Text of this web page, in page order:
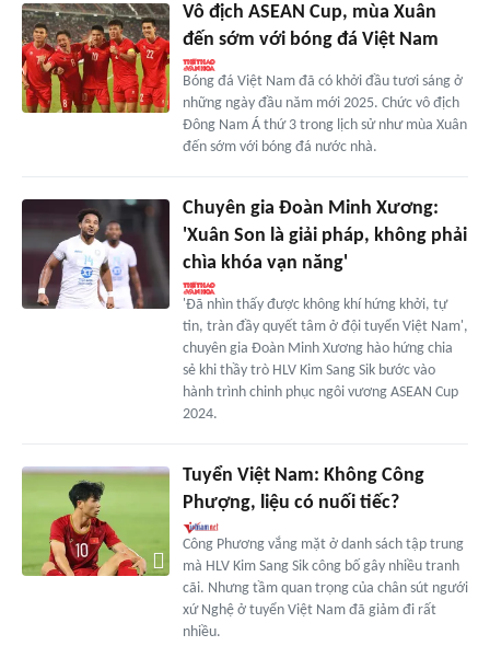
Vô địch ASEAN Cup, mùa Xuân
đến sớm với bóng đá Việt Nam
Bóng đá Việt Nam đã có khởi đầu tươi sáng ở
những ngày đầu năm mới 2025. Chức vô địch
Đông Nam Á thứ 3 trong lịch sử như mùa Xuân
đến sớm với bóng đá nước nhà.
Chuyên gia Đoàn Minh Xương:
'Xuân Son là giải pháp, không phải
chìa khóa vạn năng'
'Đã nhìn thấy được không khí hứng khởi, tự
tin, tràn đầy quyết tâm ở đội tuyển Việt Nam',
chuyên gia Đoàn Minh Xương hào hứng chia
sẻ khi thầy trò HLV Kim Sang Sik bước vào
hành trình chinh phục ngôi vương ASEAN Cup
2024.
Tuyển Việt Nam: Không Công
Phượng, liệu có nuối tiếc?
Công Phương vắng mặt ở danh sách tập trung
mà HLV Kim Sang Sik công bố gây nhiều tranh
cãi. Nhưng tầm quan trọng của chân sút ngưới
xứ Nghệ ở tuyển Việt Nam đã giảm đi rất
nhiều.